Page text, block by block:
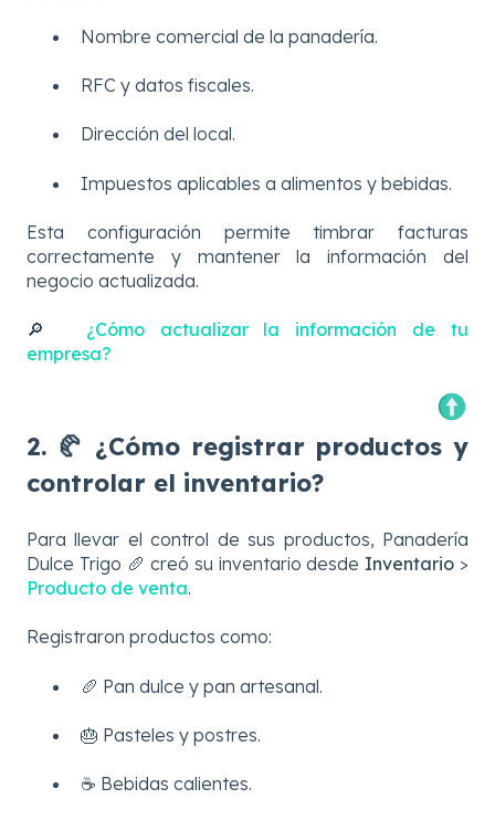
Nombre comercial de la panadería.
RFC y datos fiscales.
Dirección del local.
Impuestos aplicables a alimentos y bebidas.
Esta configuración permite timbrar facturas
correctamente y mantener la información del
negocio actualizada.
🔎 ¿Cómo actualizar la información de tu
empresa?
2. 🥐 ¿Cómo registrar productos y
controlar el inventario?
Para llevar el control de sus productos, Panadería
Dulce Trigo 🥖 creó su inventario desde Inventario >
Producto de venta.
Registraron productos como:
🥖 Pan dulce y pan artesanal.
🎂 Pasteles y postres.
☕ Bebidas calientes.